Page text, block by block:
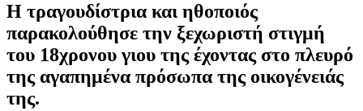
Η τραγουδίστρια και ηθοποιός
παρακολούθησε την ξεχωριστή στιγμή
του 18χρονου γιου της έχοντας στο πλευρό
της αγαπημένα πρόσωπα της οικογένειάς
της.